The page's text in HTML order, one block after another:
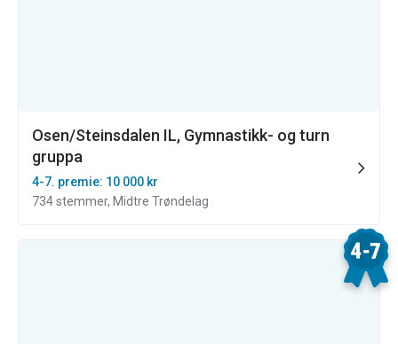
Osen/Steinsdalen IL, Gymnastikk- og turn
gruppa
4-7. premie: 10 000 kr
734 stemmer, Midtre Trøndelag